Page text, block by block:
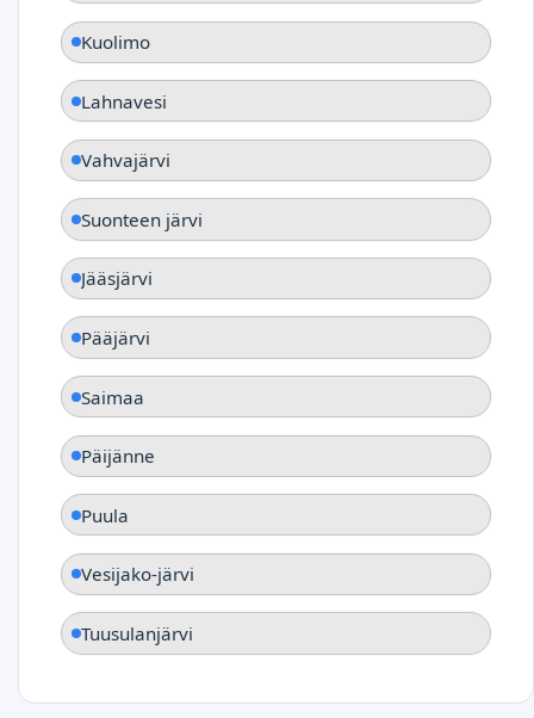
Kuolimo
Lahnavesi
Vahvajärvi
Suonteen järvi
Jääsjärvi
Pääjärvi
Saimaa
Päijänne
Puula
Vesijako-järvi
Tuusulanjärvi